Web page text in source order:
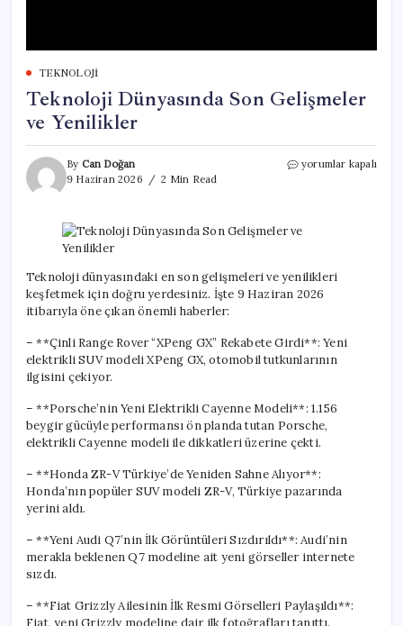
TEKNOLOJI
Teknoloji Dünyasında Son Gelişmeler
ve Yenilikler
By Can Doğan
9 Haziran 2026
2 Min Read
Teknoloji
yorumlar kapalı
Teknoloji dünyasındaki en son gelişmeleri ve yenilikleri
keşfetmek için doğru yerdesiniz. İşte 9 Haziran 2026
itibarıyla öne çıkan önemli haberler:
– **Çinli Range Rover “XPeng GX” Rekabete Girdi**: Yeni
elektrikli SUV modeli XPeng GX, otomobil tutkunlarının
ilgisini çekiyor.
– **Porsche’nin Yeni Elektrikli Cayenne Modeli**: 1.156
beygir gücüyle performansı ön planda tutan Porsche,
elektrikli Cayenne modeli ile dikkatleri üzerine çekti.
– **Honda ZR-V Türkiye’de Yeniden Sahne Alıyor**:
Honda’nın popüler SUV modeli ZR-V, Türkiye pazarında
yerini aldı.
– **Yeni Audi Q7’nin İlk Görüntüleri Sızdırıldı**: Audi’nin
merakla beklenen Q7 modeline ait yeni görseller internete
sızdı.
– **Fiat Grizzly Ailesinin İlk Resmi Görselleri Paylaşıldı**:
Fiat, yeni Grizzly modeline dair ilk fotoğrafları tanıttı.